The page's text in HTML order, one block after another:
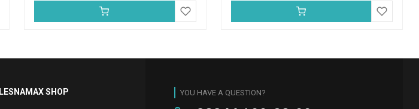
LESNAMAX SHOP YOU HAVE A QUESTION?